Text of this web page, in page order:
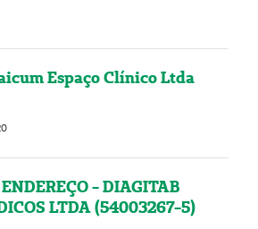
Espaço Clínico Ltda
- DIAGITAB
LTDA (54003267-5)